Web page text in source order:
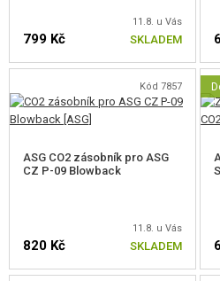
ZÁSOBNÍKY GLOCK A
ZÁSOBNÍKY 1911, HI-
ZÁSOBNÍKY CZ SÉRIE
ZÁSOBNÍKY DESERT
11.8. u Vás
799 Kč SKLADEM
Kód 7857
ASG CO2 zásobník pro ASG
CZ P-09 Blowback
11.8. u Vás
820 Kč SKLADEM